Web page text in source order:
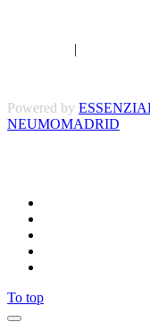
|
Powered by
NEUMOMADRID
To top